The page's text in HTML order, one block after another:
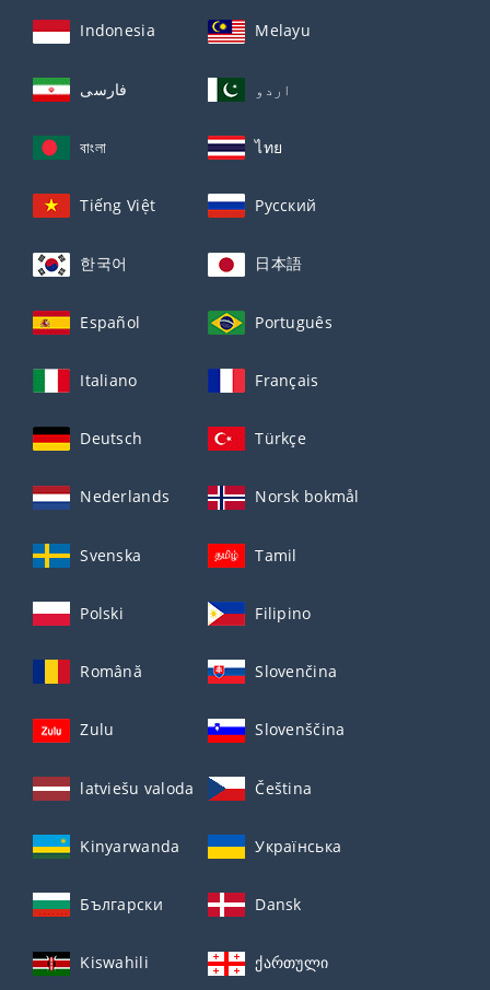
Indonesia Melayu
فارسی اردو
বাংলা ไทย
Tiếng Việt Русский
한국어 日本語
Español Português
Italiano Français
Deutsch Türkçe
Nederlands Norsk bokmål
Svenska Tamil
Polski Filipino
Română Slovenčina
Zulu Slovenščina
latviešu valoda Čeština
Kinyarwanda Українська
Български Dansk
Kiswahili ქართული